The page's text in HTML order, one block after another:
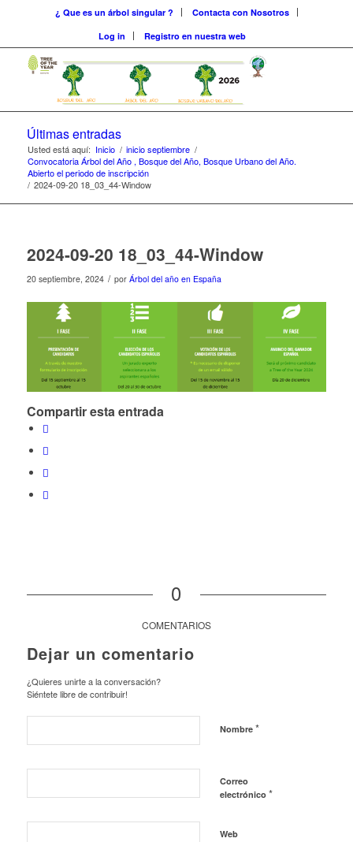
¿ Que es un árbol singular ?
Contacta con Nosotros
Log in
Registro en nuestra web
Últimas entradas
Usted está aquí: Inicio / inicio septiembre /
Convocatoria Árbol del Año , Bosque del Año, Bosque Urbano del Año.
Abierto el periodo de inscripción
/ 2024-09-20 18_03_44-Window
2024-09-20 18_03_44-Window
20 septiembre, 2024 / por Árbol del año en España
Compartir esta entrada
0
COMENTARIOS
Dejar un comentario
¿Quieres unirte a la conversación?
Siéntete libre de contribuir!
Nombre *
Correo
electrónico *
Web